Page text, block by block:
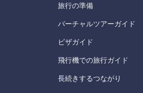
旅行の準備
バーチャルツアーガイド
ビザガイド
飛行機での旅行ガイド
長続きするつながり